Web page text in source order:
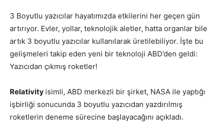
3 Boyutlu yazıcılar hayatımızda etkilerini her geçen gün
artırıyor. Evler, yollar, teknolojik aletler, hatta organlar bile
artık 3 boyutlu yazıcılar kullanılarak üretilebiliyor. İşte bu
gelişmeleri takip eden yeni bir teknoloji ABD’den geldi:
Yazıcıdan çıkmış roketler!
Relativity isimli, ABD merkezli bir şirket, NASA ile yaptığı
işbirliği sonucunda 3 boyutlu yazıcıdan yazdırılmış
roketlerin deneme sürecine başlayacağını açıkladı.